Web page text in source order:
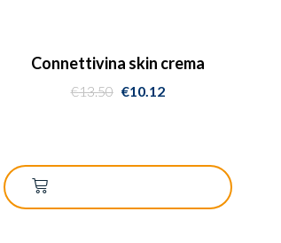
Connettivina skin crema
€13.50 €10.12